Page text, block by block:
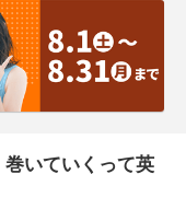
いていくって英